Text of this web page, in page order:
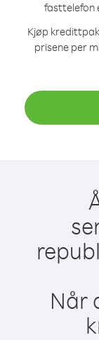
fasttelefon
Kjøp
prisene per
Når